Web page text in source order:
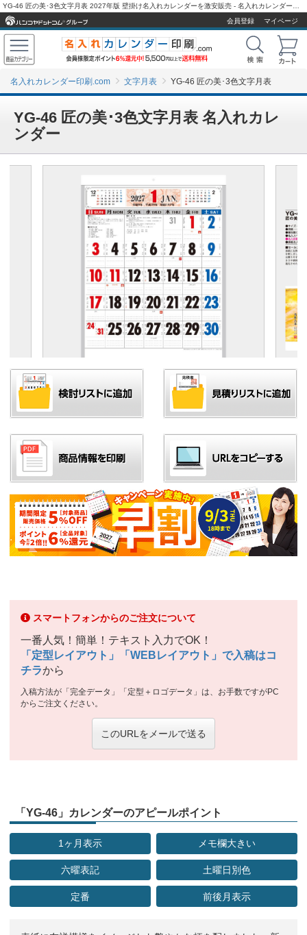
会員登録
マイページ
名入れカレンダー印刷.com 文字月表 YG-46 匠の美･3色文字月表
YG-46 匠の美･3色文字月表 名入れカレ
ンダー
スマートフォンからのご注文について
一番人気！簡単！テキスト入力でOK！
「定型レイアウト」「WEBレイアウト」で入稿はコ
チラから
入稿方法が「完全データ」「定型＋ロゴデータ」は、お手数ですがPC
からご注文ください。
このURLをメールで送る
「YG-46」カレンダーのアピールポイント
1ヶ月表示 メモ欄大きい
六曜表記 土曜日別色
定番 前後月表示